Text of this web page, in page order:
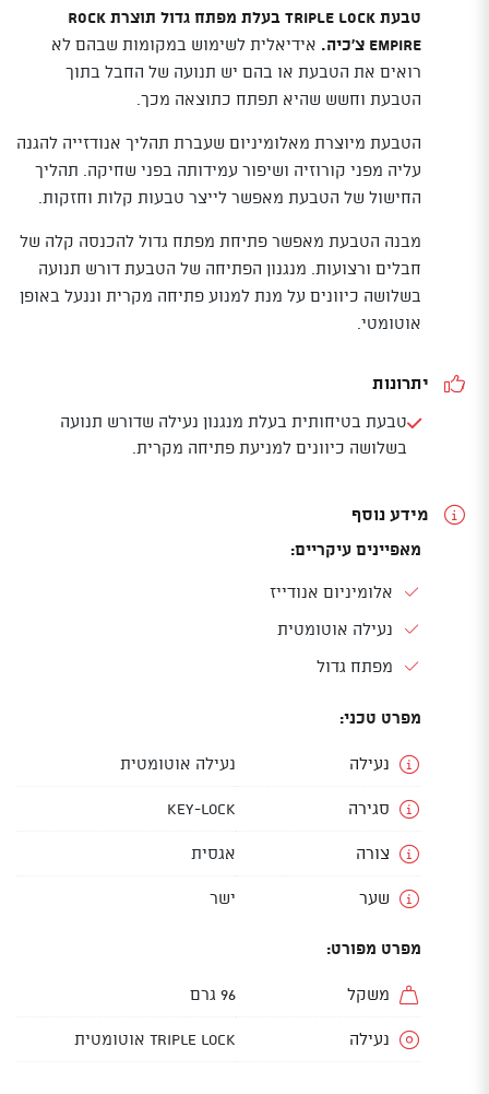
טבעת Triple Lock בעלת מפתח גדול תוצרת Rock
Empire צ'כיה.
אידיאלית לשימוש במקומות שבהם לא
רואים את הטבעת או בהם יש תנועה של החבל בתוך
הטבעת וחשש שהיא תפתח כתוצאה מכך.
הטבעת מיוצרת מאלומיניום שעברת תהליך אנודזייה להגנה
עליה מפני קורוזיה ושיפור עמידותה בפני שחיקה. תהליך
החישול של הטבעת מאפשר לייצר טבעות קלות וחזקות.
מבנה הטבעת מאפשר פתיחת מפתח גדול להכנסה קלה של
חבלים ורצועות. מנגנון הפתיחה של הטבעת דורש תנועה
בשלושה כיוונים על מנת למנוע פתיחה מקרית וננעל באופן
אוטומטי.
יתרונות
טבעת בטיחותית בעלת מנגנון נעילה שדורש תנועה
בשלושה כיוונים למניעת פתיחה מקרית.
מידע נוסף
מאפיינים עיקריים:
אלומיניום אנודייז
נעילה אוטומטית
מפתח גדול
מפרט טכני:
נעילה נעילה אוטומטית
סגירה Key-Lock
צורה אגסית
שער ישר
מפרט מפורט:
משקל 96 גרם
נעילה Triple Lock אוטומטית